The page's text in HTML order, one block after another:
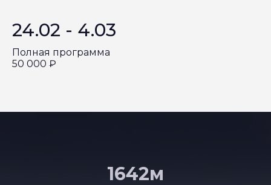
24.02 - 4.03
Полная программа
50 000 ₽
1642м